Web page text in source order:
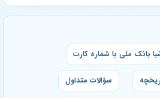
بانک ملی با شماره کارت
سؤالات متداول